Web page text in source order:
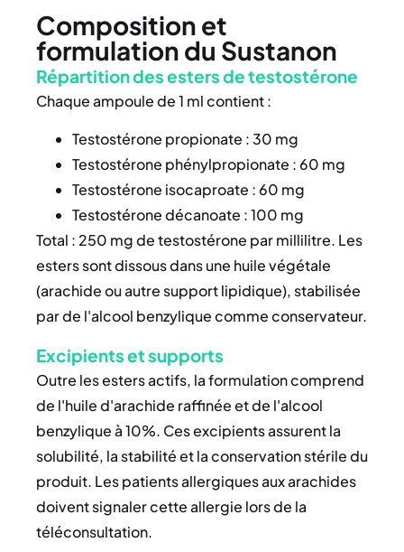
Composition et
formulation du Sustanon
Répartition des esters de testostérone
Chaque ampoule de 1 ml contient :
Testostérone propionate : 30 mg
Testostérone phénylpropionate : 60 mg
Testostérone isocaproate : 60 mg
Testostérone décanoate : 100 mg
Total : 250 mg de testostérone par millilitre. Les
esters sont dissous dans une huile végétale
(arachide ou autre support lipidique), stabilisée
par de l'alcool benzylique comme conservateur.
Excipients et supports
Outre les esters actifs, la formulation comprend
de l'huile d'arachide raffinée et de l'alcool
benzylique à 10%. Ces excipients assurent la
solubilité, la stabilité et la conservation stérile du
produit. Les patients allergiques aux arachides
doivent signaler cette allergie lors de la
téléconsultation.